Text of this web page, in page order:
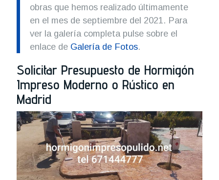
obras que hemos realizado últimamente
en el mes de septiembre del 2021. Para
ver la galería completa pulse sobre el
enlace de Galería de Fotos.
Solicitar Presupuesto de Hormigón
Impreso Moderno o Rústico en
Madrid